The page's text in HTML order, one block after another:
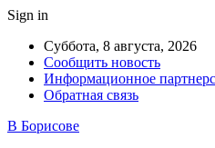
Sign in
Суббота, 8 августа, 2026
Сообщить новость
Информационное
Обратная связь
В Борисове